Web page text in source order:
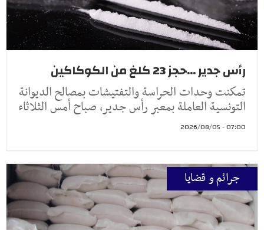
رأس جدير ...حجز 23 كلغ من الكوكاكين
تمكنت وحدات الحراسة والتفتيشات بمصالح الديوانة
التونسية العاملة بمعبر رأس جدير، صباح أمس الثلاثاء
07:00 - 2026/08/05
جرائم و قضايا